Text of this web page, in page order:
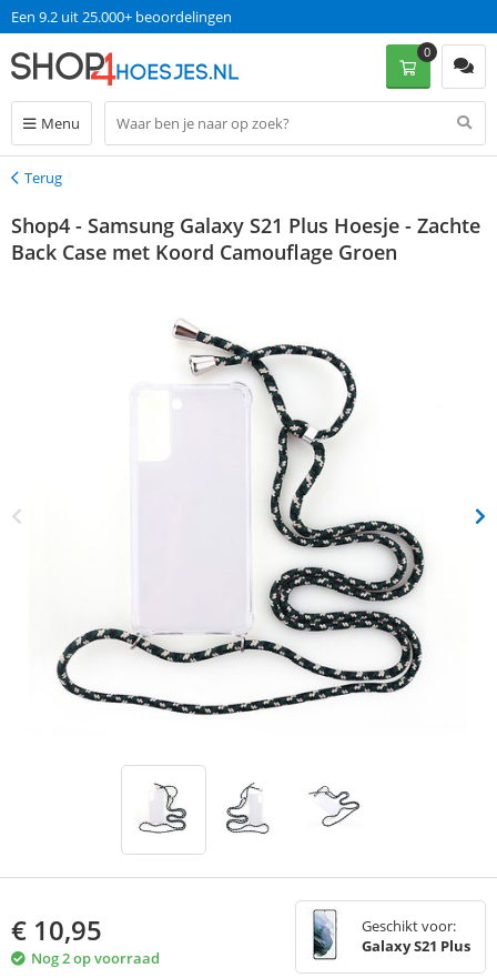
Een 9.2 uit 25.000+ beoordelingen
Menu
0
Terug
Terug
Shop4 - Samsung Galaxy S21 Plus Hoesje - Zachte
Back Case met Koord Camouflage Groen
€ 10,95
Nog 2 op voorraad
Geschikt voor:
Galaxy S21 Plus